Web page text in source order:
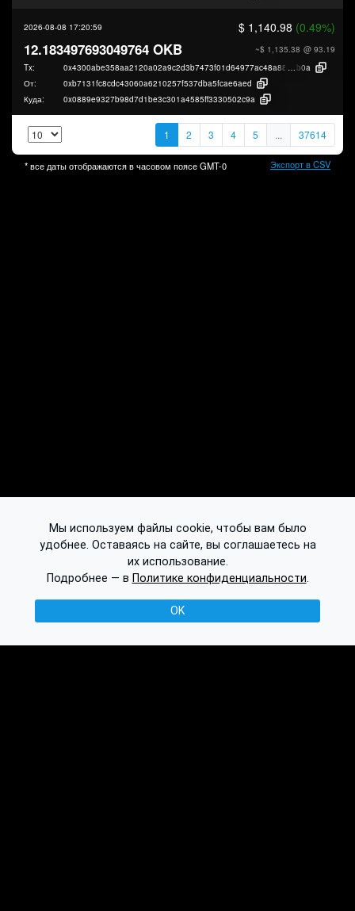
2026-08-08 17:20:59 $ 1,140.98 (0.49%)
~$ 1,135.38 @ 93.19
12.183497693049764 OKB
Tx: 0x4300abe358aa2120a02a9c2d3b7473f01d64977ac48a8805e8212020f59a0
b0a
От:
0xb7131fc8cdc43060a6210257f537dba5fcae6aed
Куда:
0x0889e9327b98d7d1be3c301a4585ff3330502c9a
1 2 3 4 5 ... 37614
* все даты отображаются в часовом поясеGMT-0 Экспорт в CSV
Мы используем файлы cookie, чтобы вам было
удобнее. Оставаясь на сайте, вы соглашаетесь на
их использование.
Подробнее — в Политике конфиденциальности.
OK